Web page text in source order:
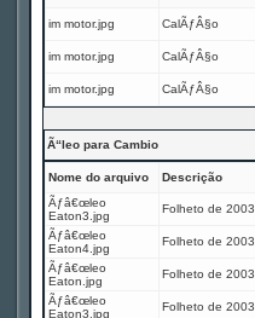
im motor.jpg CalÃƒÂ§o
im motor.jpg CalÃƒÂ§o
im motor.jpg CalÃƒÂ§o
Ã“leo para Cambio
Nome do arquivo
Descrição
Ãƒâ€œleo
Eaton3.jpg
Folheto de 2003
Ãƒâ€œleo
Eaton4.jpg
Folheto de 2003
Ãƒâ€œleo
Eaton.jpg
Folheto de 2003
Ãƒâ€œleo
Eaton3.jpg
Folheto de 2003